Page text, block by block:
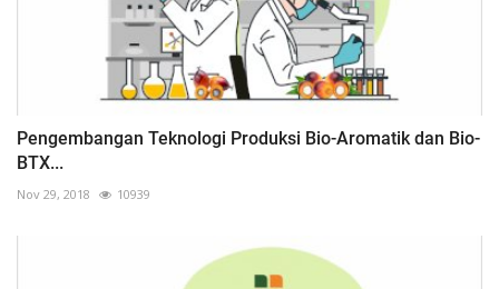
Pengembangan Teknologi Produksi Bio-Aromatik dan Bio-
BTX...
Nov 29, 2018 10939